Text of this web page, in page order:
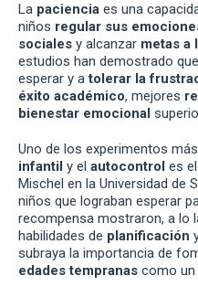
La paciencia es una
niños regular sus
sociales y alcanzar metas a
estudios han demostrado
esperar y atolerar la
éxito académico, mejores
bienestar emocional
Uno de los experimentos
infantil y el autocontrol es
Mischel en la Universidad de
niños que lograban esperar
recompensa mostraron, a lo
habilidades de planificación
subraya la importancia de
edades tempranas como un